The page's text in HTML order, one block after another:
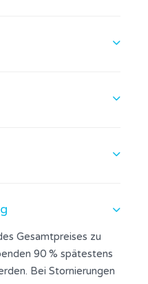
Gesamtpreises zu
90 % spätestens
Bei Stornierungen